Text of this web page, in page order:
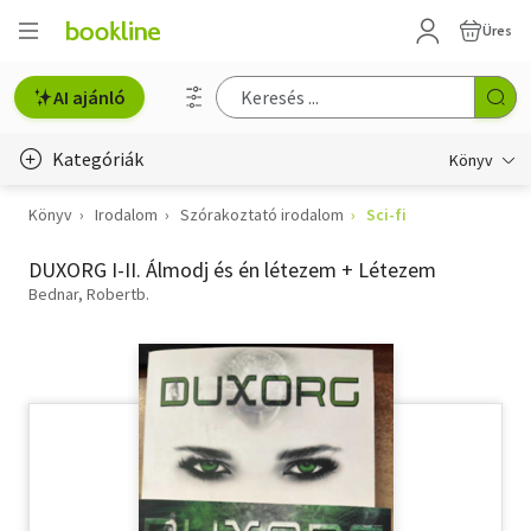
Üres
AI ajánló
Kategóriák Könyv
Életmód, egészség
Erotika
Hobbi, szabadidő
Könyv Irodalom Szórakoztató irodalom Sci-fi
DUXORG I-II. Álmodj és én létezem + Létezem
Bednar, Robertb.